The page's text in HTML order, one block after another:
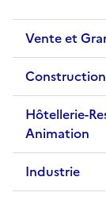
Vente et
Hôtellerie-
Animation
Industrie